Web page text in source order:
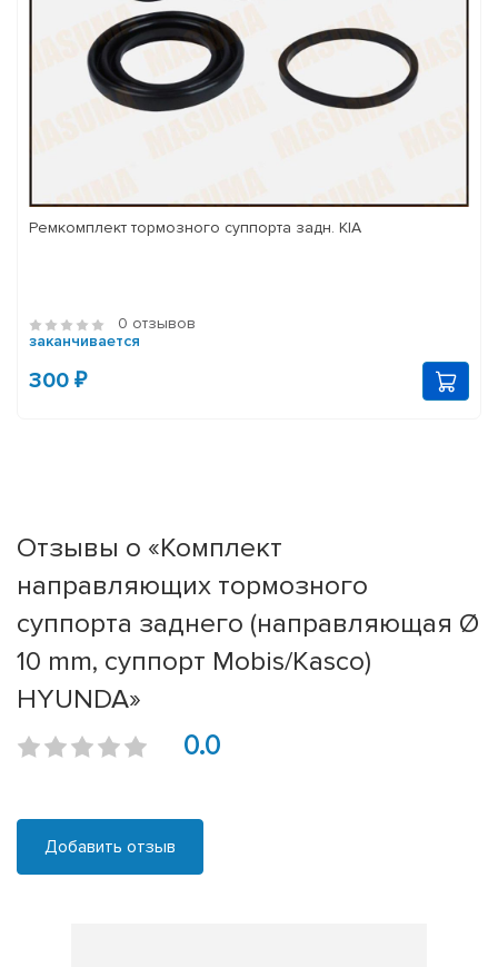
Ремкомплект тормозного суппорта задн. KIA
0 отзывов
заканчивается
300 ₽
Отзывы о «Комплект
направляющих тормозного
суппорта заднего (направляющая Ø
10 mm, суппорт Mobis/Kasco)
HYUNDA»
0.0
Добавить отзыв